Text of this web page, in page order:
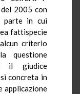
2005 con
parte in cui
fattispecie
criterio
questione
il giudice
concreta in
applicazione